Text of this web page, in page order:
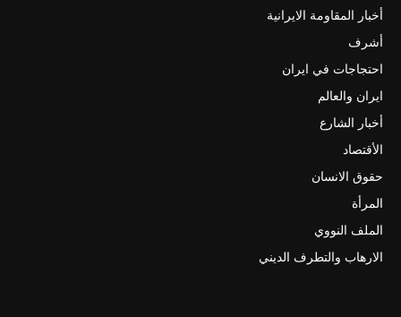
أخبار المقاومة الايرانية
أشرف
احتجاجات في ايران
ايران والعالم
أخبار الشارع
الأقتصاد
حقوق الانسان
المرأة
الملف النووي
الارهاب والتطرف الديني